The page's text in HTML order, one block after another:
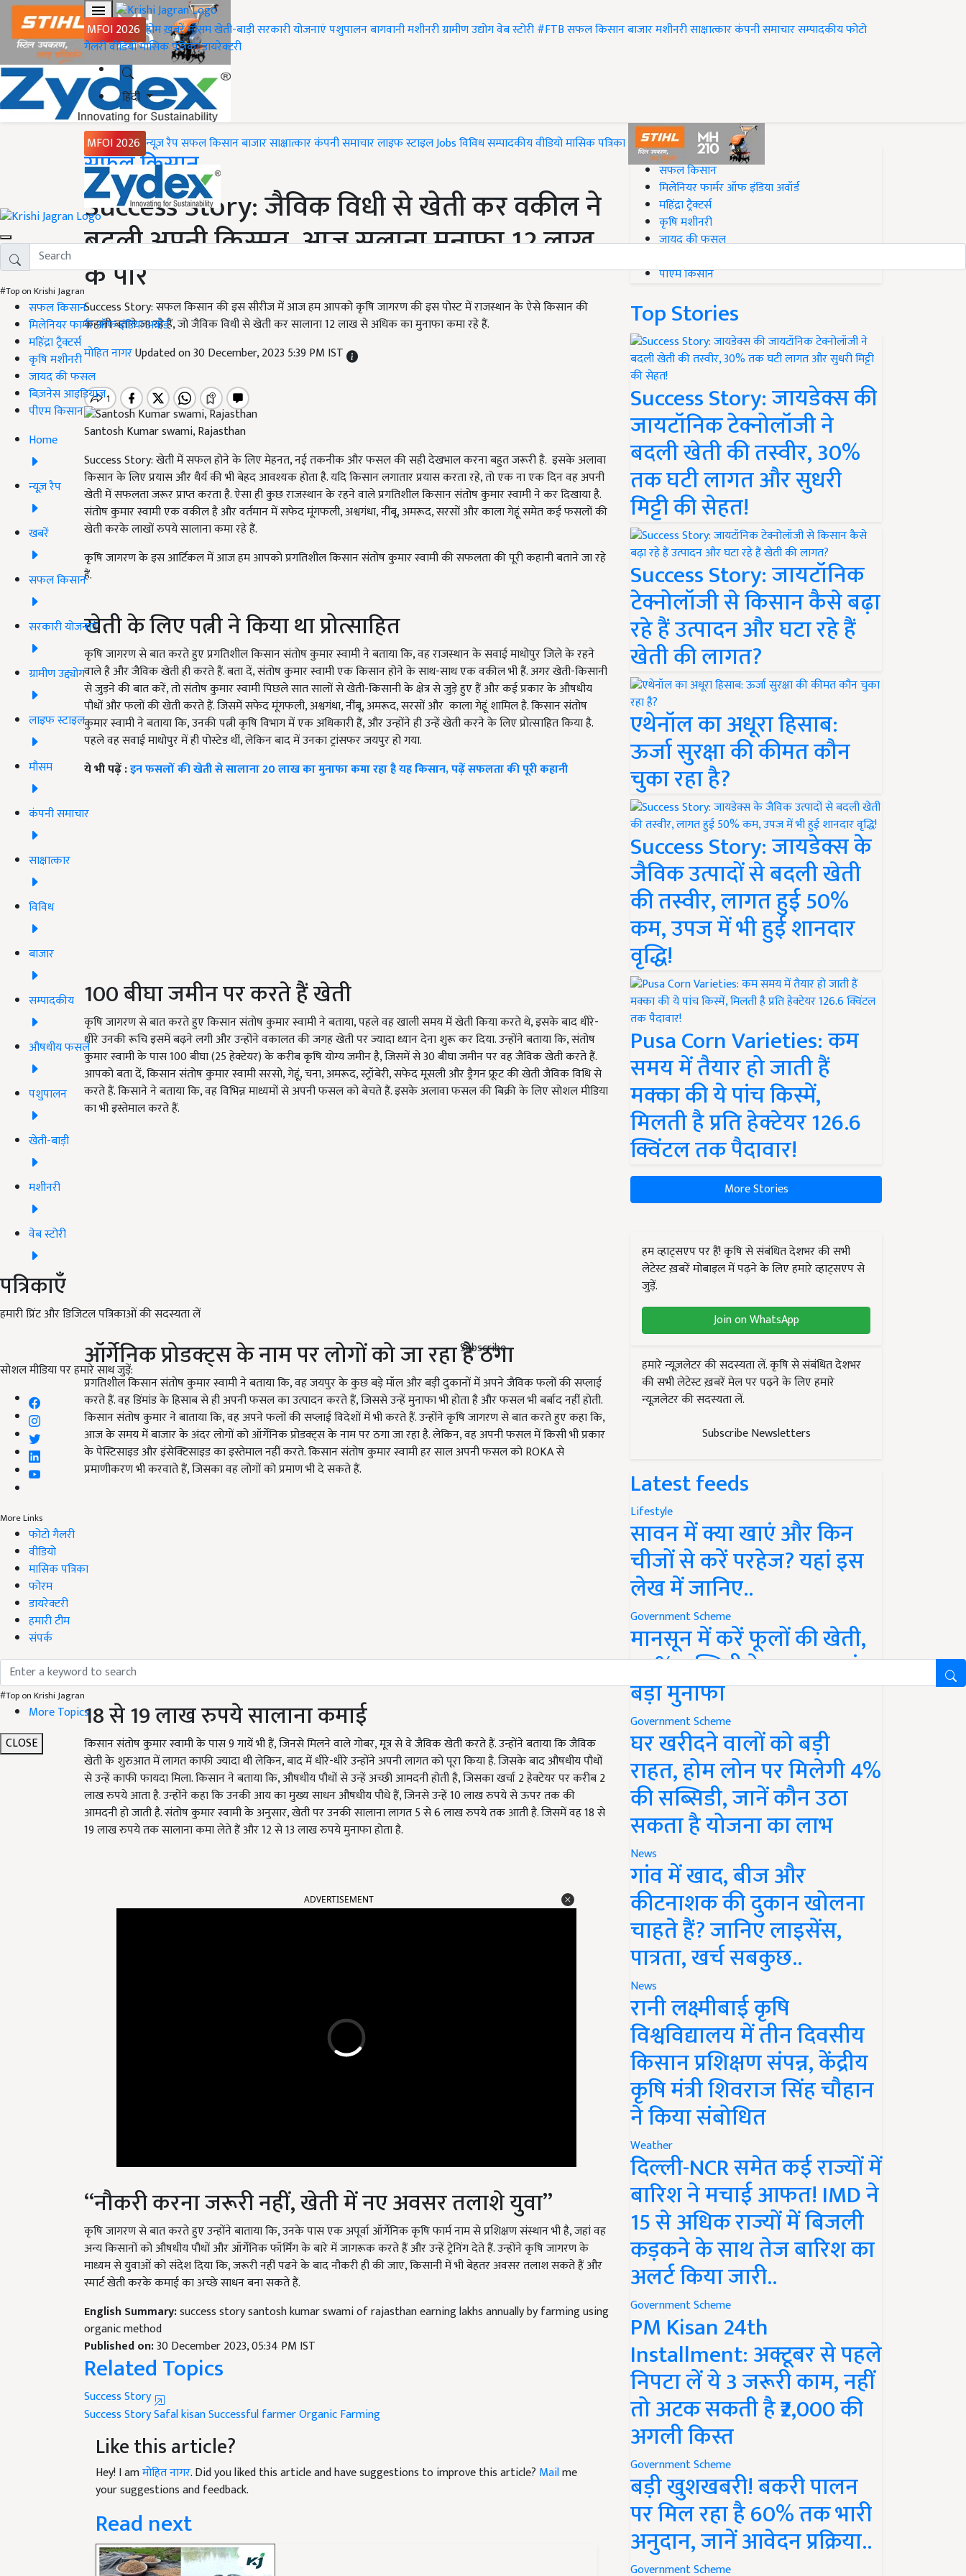
MFOI 2026 होमख़बरेंमौसमखेती-बाड़ीसरकारी योजनाएंपशुपालनबागवानीमशीनरीग्रामीण उद्योगवेब स्टोरी#FTBसफल किसानबाजारमशीनरीसाक्षात्कारकंपनी समाचारसम्पादकीयफोटो
गैलरीवीडियोमासिक पत्रिकाडायरेक्टरी
हिंदी
MFOI 2026 न्यूज़ रैपसफल किसानबाजारसाक्षात्कारकंपनी समाचारलाइफ स्टाइलJobsविविधसम्पादकीयवीडियोमासिक पत्रिका
#Top on Krishi Jagran
सफल किसान
मिलेनियर फार्मर ऑफ इंडिया अवॉर्ड
महिंद्रा ट्रैक्टर्स
कृषि मशीनरी
जायद की फसल
बिज़नेस आइडियाज
पीएम किसान
Home
न्यूज़ रैप
खबरें
सफल किसान
सरकारी योजनाएं
ग्रामीण उद्द्योग
लाइफ स्टाइल
मौसम
कंपनी समाचार
साक्षात्कार
विविध
बाजार
सम्पादकीय
औषधीय फसलें
पशुपालन
खेती-बाड़ी
मशीनरी
वेब स्टोरी
पत्रिकाएँ
हमारी प्रिंट और डिजिटल पत्रिकाओं की सदस्यता लें
Subscribe
सोशल मीडिया पर हमारे साथ जुड़ें:
More Links
फोटो गैलरी
वीडियो
मासिक पत्रिका
फोरम
डायरेक्टरी
हमारी टीम
संपर्क
#Top on Krishi Jagran
More Topics
CLOSE
Home
सफल किसान
Success Story: जैविक विधी से खेती कर वकील ने
बदली अपनी किस्मत, आज सलाना मुनाफा 12 लाख
के पार
Success Story: सफल किसान की इस सीरीज में आज हम आपको कृषि जागरण की इस पोस्ट में राजस्थान के ऐसे किसान की
कहानी बताने जा रहे हैं, जो जैविक विधी से खेती कर सालाना 12 लाख से अधिक का मुनाफा कमा रहे हैं.
मोहित नागरUpdated on 30 December, 2023 5:39 PM IST
Santosh Kumar swami, Rajasthan
Success Story: खेती में सफल होने के लिए मेहनत, नई तकनीक और फसल की सही देखभाल करना बहुत जरूरी है. इसके अलावा
किसान के लिए प्रयास और धैर्य की भी बेहद आवश्यक होता है. यदि किसान लगातार प्रयास करता रहे, तो एक ना एक दिन वह अपनी
खेती में सफलता जरूर प्राप्त करता है. ऐसा ही कुछ राजस्थान के रहने वाले प्रगतिशील किसान संतोष कुमार स्वामी ने कर दिखाया है.
संतोष कुमार स्वामी एक वकील है और वर्तमान में सफेद मूंगफली, अश्वगंधा, नींबू, अमरूद, सरसों और काला गेहूं समेत कई फसलों की
खेती करके लाखों रुपये सालाना कमा रहे हैं.
कृषि जागरण के इस आर्टिकल में आज हम आपको प्रगतिशील किसान संतोष कुमार स्वामी की सफलता की पूरी कहानी बताने जा रहे
हैं.
खेती के लिए पत्नी ने किया था प्रोत्साहित
कृषि जागरण से बात करते हुए प्रगतिशील किसान संतोष कुमार स्वामी ने बताया कि, वह राजस्थान के सवाई माधोपुर जिले के रहने
वाले है और जैविक खेती ही करते हैं. बता दें, संतोष कुमार स्वामी एक किसान होने के साथ-साथ एक वकील भी हैं. अगर खेती-किसानी
से जुड़ने की बात करें, तो संतोष कुमार स्वामी पिछले सात सालों से खेती-किसानी के क्षेत्र से जुड़े हुए हैं और कई प्रकार के औषधीय
पौधों और फलों की खेती करते हैं. जिसमें सफेद मूंगफली, अश्वगंधा, नींबू, अमरूद, सरसों और काला गेहूं शामिल है. किसान संतोष
कुमार स्वामी ने बताया कि, उनकी पत्नी कृषि विभाग में एक अधिकारी हैं, और उन्होंने ही उन्हें खेती करने के लिए प्रोत्साहित किया है.
पहले वह सवाई माधोपुर में ही पोस्टेड थीं, लेकिन बाद में उनका ट्रांसफर जयपुर हो गया.
ये भी पढ़ें :इन फसलों की खेती से सालाना 20 लाख का मुनाफा कमा रहा है यह किसान, पढ़ें सफलता की पूरी कहानी
100 बीघा जमीन पर करते हैं खेती
कृषि जागरण से बात करते हुए किसान संतोष कुमार स्वामी ने बताया, पहले वह खाली समय में खेती किया करते थे, इसके बाद धीरे-
धीरे उनकी रूचि इसमें बढ़ने लगी और उन्होंने वकालत की जगह खेती पर ज्यादा ध्यान देना शुरू कर दिया. उन्होंने बताया कि, संतोष
कुमार स्वामी के पास 100 बीघा (25 हेक्टेयर) के करीब कृषि योग्य जमीन है, जिसमें से 30 बीघा जमीन पर वह जैविक खेती करते हैं.
आपको बता दें, किसान संतोष कुमार स्वामी सरसो, गेहूं, चना, अमरूद, स्ट्रॉबेरी, सफेद मूसली और ड्रैगन फ्रूट की खेती जैविक विधि से
करते हैं. किसाने ने बताया कि, वह विभिन्न माध्यमों से अपनी फसल को बेचते हैं. इसके अलावा फसल की बिक्री के लिए सोशल मीडिया
का भी इस्तेमाल करते हैं.
ऑर्गेनिक प्रोडक्ट्स के नाम पर लोगों को जा रहा है ठगा
प्रगतिशील किसान संतोष कुमार स्वामी ने बताया कि, वह जयपुर के कुछ बड़े मॉल और बड़ी दुकानों में अपने जैविक फलों की सप्लाई
करते हैं. वह डिंमांड के हिसाब से ही अपनी फसल का उत्पादन करते हैं, जिससे उन्हें मुनाफा भी होता है और फसल भी बर्बाद नहीं होती.
किसान संतोष कुमार ने बाताया कि, वह अपने फलों की सप्लाई विदेशों में भी करते हैं. उन्होंने कृषि जागरण से बात करते हुए कहा कि,
आज के समय में बाजार के अंदर लोगों को ऑर्गेनिक प्रोडक्ट्स के नाम पर ठगा जा रहा है. लेकिन, वह अपनी फसल में किसी भी प्रकार
के पेस्टिसाइड और इंसेक्टिसाइड का इस्तेमाल नहीं करते. किसान संतोष कुमार स्वामी हर साल अपनी फसल को ROKA से
प्रमाणीकरण भी करवाते हैं, जिसका वह लोगों को प्रमाण भी दे सकते हैं.
18 से 19 लाख रुपये सालाना कमाई
किसान संतोष कुमार स्वामी के पास 9 गायें भी हैं, जिनसे मिलने वाले गोबर, मूत्र से वे जैविक खेती करते हैं. उन्होंने बताया कि जैविक
खेती के शुरुआत में लागत काफी ज्यादा थी लेकिन, बाद में धीरे-धीरे उन्होंने अपनी लागत को पूरा किया है. जिसके बाद औषधीय पौधों
से उन्हें काफी फायदा मिला. किसान ने बताया कि, औषधीय पौधों से उन्हें अच्छी आमदनी होती है, जिसका खर्चा 2 हेक्टेयर पर करीब 2
लाख रुपये आता है. उन्होंने कहा कि उनकी आय का मुख्य साधन औषधीय पौधे हैं, जिनसे उन्हें 10 लाख रुपये से ऊपर तक की
आमदनी हो जाती है. संतोष कुमार स्वामी के अनुसार, खेती पर उनकी सालाना लागत 5 से 6 लाख रुपये तक आती है. जिसमें वह 18 से
19 लाख रुपये तक सालाना कमा लेते हैं और 12 से 13 लाख रुपये मुनाफा होता है.
“नौकरी करना जरूरी नहीं, खेती में नए अवसर तलाशे युवा”
कृषि जागरण से बात करते हुए उन्होंने बाताया कि, उनके पास एक अपूर्वा ऑर्गेनिक कृषि फार्म नाम से प्रशिक्षण संस्थान भी है, जहां वह
अन्य किसानों को औषधीय पौधों और ऑर्गेनिक फॉर्मिंग के बारे में जागरूक करते हैं और उन्हें ट्रेनिंग देते हैं. उन्होंने कृषि जागरण के
माध्यम से युवाओं को संदेश दिया कि, जरूरी नहीं पढने के बाद नौकरी ही की जाए, किसानी में भी बेहतर अवसर तलाश सकते हैं और
स्मार्ट खेती करके कमाई का अच्छे साधन बना सकते हैं.
English Summary:
organic method
Published on:30 December 2023, 05:34 PM IST
Related Topics
Success Story
Success Story Safal kisan
Like this article?
Hey! I amमोहित नागर . Did you liked this article and have suggestions to improve this article?
your suggestions and feedback.
Read next
#Top on Krishi Jagran
सफल किसान
मिलेनियर फार्मर ऑफ इंडिया अवॉर्ड
महिंद्रा ट्रैक्टर्स
कृषि मशीनरी
जायद की फसल
पीएम किसान
Top Stories
Success Story: जायडेक्स की
जायटॉनिक टेक्नोलॉजी ने
बदली खेती की तस्वीर, 30%
तक घटी लागत और सुधरी
मिट्टी की सेहत!
Success Story: जायटॉनिक
टेक्नोलॉजी से किसान कैसे बढ़ा
रहे हैं उत्पादन और घटा रहे हैं
खेती की लागत?
एथेनॉल का अधूरा हिसाब:
ऊर्जा सुरक्षा की कीमत कौन
चुका रहा है?
Success Story: जायडेक्स के
जैविक उत्पादों से बदली खेती
की तस्वीर, लागत हुई 50%
कम, उपज में भी हुई शानदार
वृद्धि!
Pusa Corn Varieties: कम
समय में तैयार हो जाती हैं
मक्का की ये पांच किस्में,
मिलती है प्रति हेक्टेयर 126.6
क्विंटल तक पैदावार!
More Stories
हम व्हाट्सएप पर हैं! कृषि से संबंधित देशभर की सभी
लेटेस्ट ख़बरें मोबाइल में पढ़ने के लिए हमारे व्हाट्सएप से
जुड़ें.
Join on WhatsApp
हमारे न्यूज़लेटर की सदस्यता लें. कृषि से संबंधित देशभर
की सभी लेटेस्ट ख़बरें मेल पर पढ़ने के लिए हमारे
न्यूज़लेटर की सदस्यता लें.
Subscribe Newsletters
Latest feeds
Lifestyle
सावन में क्या खाएं और किन
चीजों से करें परहेज? यहां इस
लेख में जानिए..
Government Scheme
मानसून में करें फूलों की खेती,
50% सब्सिडी के साथ कमाएं
बड़ा मुनाफा
Government Scheme
घर खरीदने वालों को बड़ी
राहत, होम लोन पर मिलेगी 4%
की सब्सिडी, जानें कौन उठा
सकता है योजना का लाभ
News
गांव में खाद, बीज और
कीटनाशक की दुकान खोलना
चाहते हैं? जानिए लाइसेंस,
पात्रता, खर्च सबकुछ..
News
रानी लक्ष्मीबाई कृषि
विश्वविद्यालय में तीन दिवसीय
किसान प्रशिक्षण संपन्न, केंद्रीय
कृषि मंत्री शिवराज सिंह चौहान
ने किया संबोधित
Weather
दिल्ली-NCR समेत कई राज्यों में
बारिश ने मचाई आफत! IMD ने
15 से अधिक राज्यों में बिजली
कड़कने के साथ तेज बारिश का
अलर्ट किया जारी..
Government Scheme
PM Kisan 24th
Installment: अक्टूबर से पहले
निपटा लें ये 3 जरूरी काम, नहीं
तो अटक सकती है ₹2,000 की
अगली किस्त
Government Scheme
बड़ी खुशखबरी! बकरी पालन
पर मिल रहा है 60% तक भारी
अनुदान, जानें आवेदन प्रक्रिया..
Government Scheme